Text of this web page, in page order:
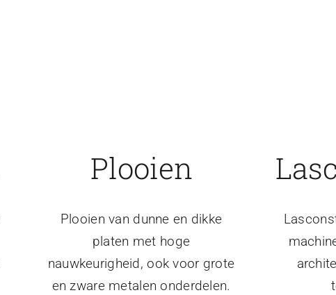
Plooien
Plooien van dunne en dikke
platen met hoge
nauwkeurigheid, ook voor grote
en zware metalen onderdelen.